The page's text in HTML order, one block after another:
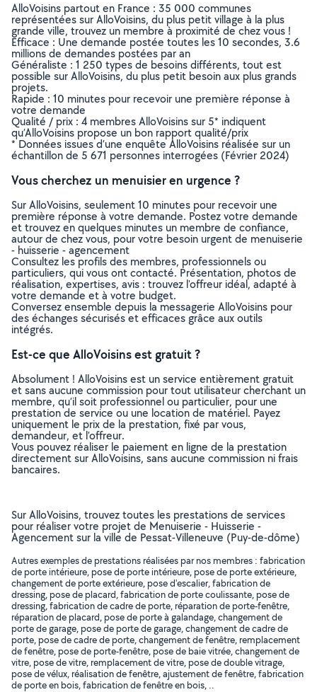
AlloVoisins partout en France : 35 000 communes
représentées sur AlloVoisins, du plus petit village à la plus
grande ville, trouvez un membre à proximité de chez vous !
Efficace : Une demande postée toutes les 10 secondes, 3.6
millions de demandes postées par an
Généraliste : 1 250 types de besoins différents, tout est
possible sur AlloVoisins, du plus petit besoin aux plus grands
projets.
Rapide : 10 minutes pour recevoir une première réponse à
votre demande
Qualité / prix : 4 membres AlloVoisins sur 5* indiquent
qu’AlloVoisins propose un bon rapport qualité/prix
* Données issues d’une enquête AlloVoisins réalisée sur un
échantillon de 5 671 personnes interrogées (Février 2024)
Vous cherchez un menuisier en urgence ?
Sur AlloVoisins, seulement 10 minutes pour recevoir une
première réponse à votre demande. Postez votre demande
et trouvez en quelques minutes un membre de confiance,
autour de chez vous, pour votre besoin urgent de menuiserie
- huisserie - agencement
Consultez les profils des membres, professionnels ou
particuliers, qui vous ont contacté. Présentation, photos de
réalisation, expertises, avis : trouvez l'offreur idéal, adapté à
votre demande et à votre budget.
Conversez ensemble depuis la messagerie AlloVoisins pour
des échanges sécurisés et efficaces grâce aux outils
intégrés.
Est-ce que AlloVoisins est gratuit ?
Absolument ! AlloVoisins est un service entièrement gratuit
et sans aucune commission pour tout utilisateur cherchant un
membre, qu’il soit professionnel ou particulier, pour une
prestation de service ou une location de matériel. Payez
uniquement le prix de la prestation, fixé par vous,
demandeur, et l’offreur.
Vous pouvez réaliser le paiement en ligne de la prestation
directement sur AlloVoisins, sans aucune commission ni frais
bancaires.
Sur AlloVoisins, trouvez toutes les prestations de services
pour réaliser votre projet de Menuiserie - Huisserie -
Agencement sur la ville de Pessat-Villeneuve (Puy-de-dôme)
Autres exemples de prestations réalisées par nos membres : fabrication
de porte intérieure, pose de porte intérieure, pose de porte extérieure,
changement de porte extérieure, pose d'escalier, fabrication de
dressing, pose de placard, fabrication de porte coulissante, pose de
dressing, fabrication de cadre de porte, réparation de porte-fenêtre,
réparation de placard, pose de porte à galandage, changement de
porte de garage, pose de porte de garage, changement de cadre de
porte, pose de cadre de porte, changement de fenêtre, remplacement
de fenêtre, pose de porte-fenêtre, pose de baie vitrée, changement de
vitre, pose de vitre, remplacement de vitre, pose de double vitrage,
pose de vélux, réalisation de fenêtre, ajustement de fenêtre, fabrication
de porte en bois, fabrication de fenêtre en bois, ..